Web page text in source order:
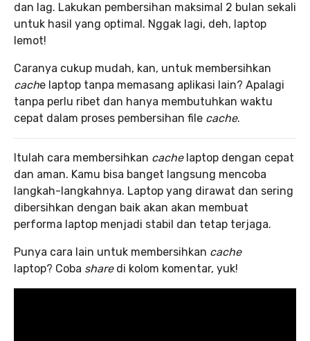
dan lag. Lakukan pembersihan maksimal 2 bulan sekali
untuk hasil yang optimal. Nggak lagi, deh, laptop
lemot!
Caranya cukup mudah, kan, untuk membersihkan
cache laptop tanpa memasang aplikasi lain? Apalagi
tanpa perlu ribet dan hanya membutuhkan waktu
cepat dalam proses pembersihan file cache.
Itulah cara membersihkan cache laptop dengan cepat
dan aman. Kamu bisa banget langsung mencoba
langkah-langkahnya. Laptop yang dirawat dan sering
dibersihkan dengan baik akan akan membuat
performa laptop menjadi stabil dan tetap terjaga.
Punya cara lain untuk membersihkan cache
laptop? Coba share di kolom komentar, yuk!